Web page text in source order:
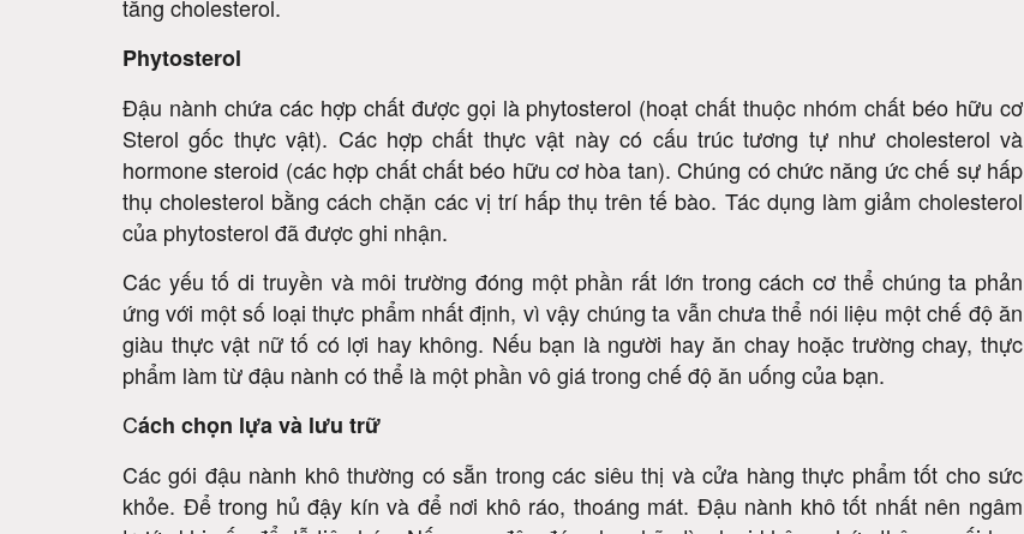
tăng cholesterol.
Phytosterol
Đậu nành chứa các hợp chất được gọi là phytosterol (hoạt chất thuộc nhóm chất béo hữu cơ
Sterol gốc thực vật). Các hợp chất thực vật này có cấu trúc tương tự như cholesterol và
hormone steroid (các hợp chất chất béo hữu cơ hòa tan). Chúng có chức năng ức chế sự hấp
thụ cholesterol bằng cách chặn các vị trí hấp thụ trên tế bào. Tác dụng làm giảm cholesterol
của phytosterol đã được ghi nhận.
Các yếu tố di truyền và môi trường đóng một phần rất lớn trong cách cơ thể chúng ta phản
ứng với một số loại thực phẩm nhất định, vì vậy chúng ta vẫn chưa thể nói liệu một chế độ ăn
giàu thực vật nữ tố có lợi hay không. Nếu bạn là người hay ăn chay hoặc trường chay, thực
phẩm làm từ đậu nành có thể là một phần vô giá trong chế độ ăn uống của bạn.
Cách chọn lựa và lưu trữ
Các gói đậu nành khô thường có sẵn trong các siêu thị và cửa hàng thực phẩm tốt cho sức
khỏe. Để trong hủ đậy kín và để nơi khô ráo, thoáng mát. Đậu nành khô tốt nhất nên ngâm